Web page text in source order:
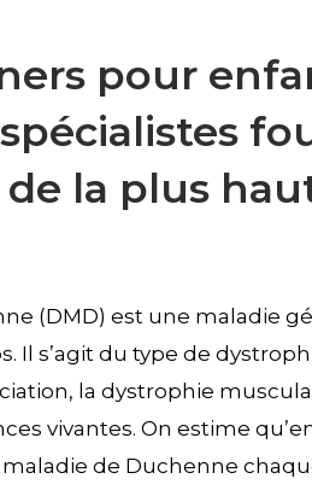
pour
la plus
(DMD) est une maladie
Il s’agit du type de
la dystrophie
vivantes. On estime
de Duchenne